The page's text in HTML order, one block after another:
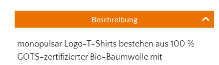
Beschreibung
monopulsar Logo-T-Shirts bestehen aus 100 %
GOTS-zertifizierter Bio-Baumwolle mit